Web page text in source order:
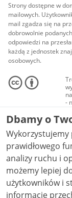
Strony dostępne w
mailowych.
mail zgadza się na
dobrowolnie
odpowiedzi na
każdą z jednostek
osobowych.
-
Dbamy o
Wykorzystujemy
prawidłowego
analizy ruchu i
możemy lepiej
użytkowników i stale
informacje